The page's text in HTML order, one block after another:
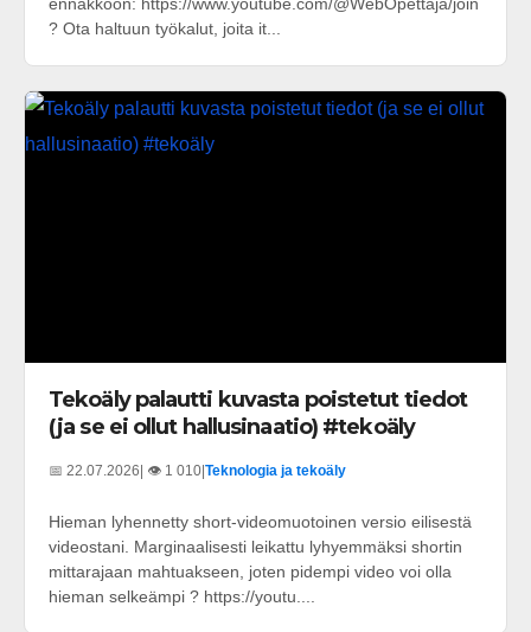
ennakkoon: https://www.youtube.com/@WebOpettaja/join
? Ota haltuun työkalut, joita it...
Tekoäly palautti kuvasta poistetut tiedot
(ja se ei ollut hallusinaatio) #tekoäly
📅 22.07.2026| 👁️ 1 010|Teknologia ja tekoäly
Hieman lyhennetty short-videomuotoinen versio eilisestä
videostani. Marginaalisesti leikattu lyhyemmäksi shortin
mittarajaan mahtuakseen, joten pidempi video voi olla
hieman selkeämpi ? https://youtu....